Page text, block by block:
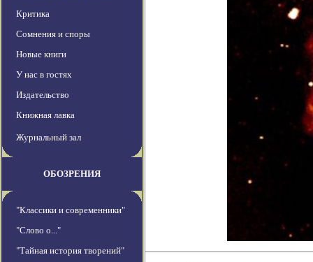
Критика
Сомнения и споры
Новые книги
У нас в гостях
Издательство
Книжная лавка
Журнальный зал
ОБОЗРЕНИЯ
"Классики и современники"
"Слово о..."
"Тайная история творений"